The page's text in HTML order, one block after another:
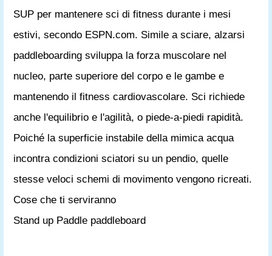
SUP per mantenere sci di fitness durante i mesi
estivi, secondo ESPN.com. Simile a sciare, alzarsi
paddleboarding sviluppa la forza muscolare nel
nucleo, parte superiore del corpo e le gambe e
mantenendo il fitness cardiovascolare. Sci richiede
anche l'equilibrio e l'agilità, o piede-a-piedi rapidità.
Poiché la superficie instabile della mimica acqua
incontra condizioni sciatori su un pendio, quelle
stesse veloci schemi di movimento vengono ricreati.
Cose che ti serviranno
Stand up Paddle paddleboard